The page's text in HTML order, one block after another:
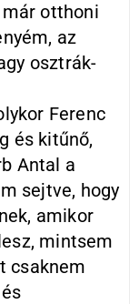
otthoni
az
osztrák-
Ferenc
és kitűnő,
Antal a
sejtve, hogy
amikor
mintsem
csaknem